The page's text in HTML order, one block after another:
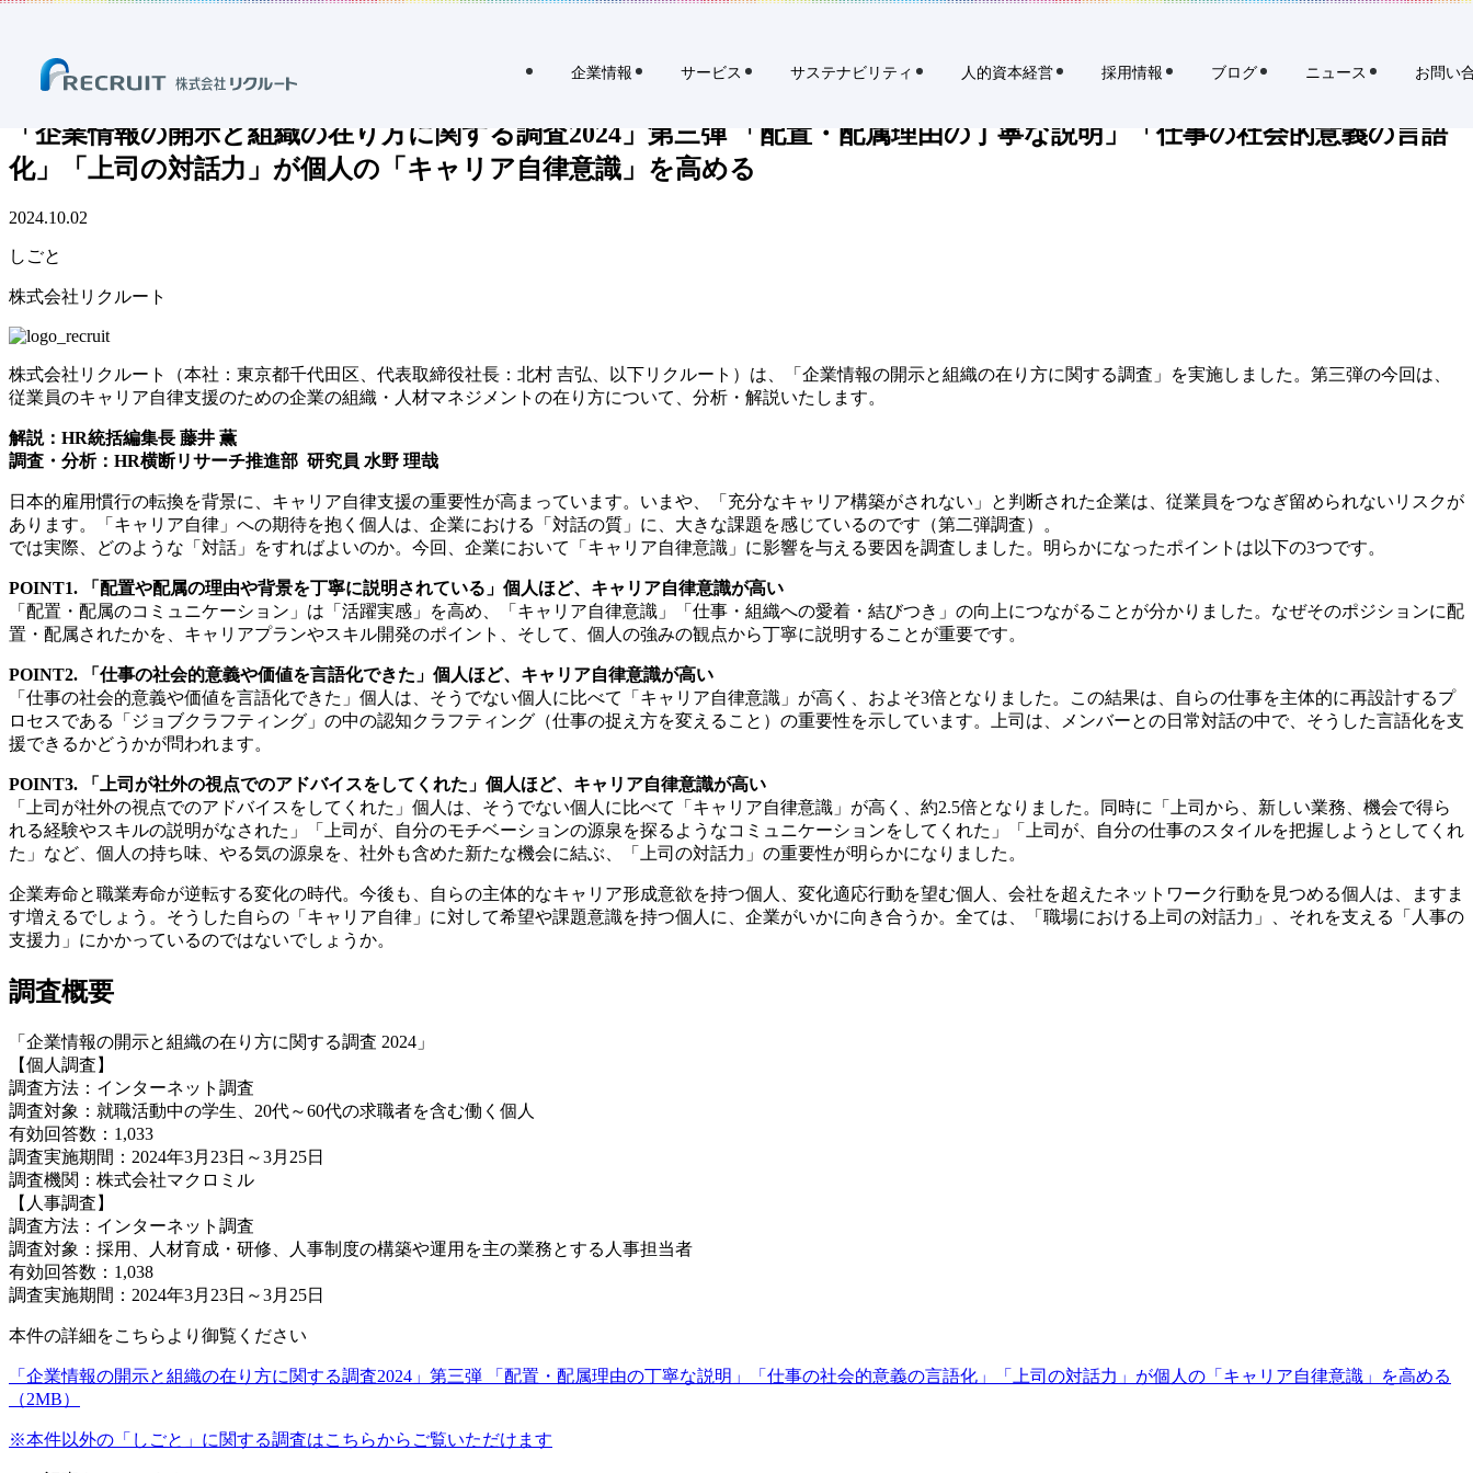
ブ
デ
ス
の
サ
は
ら
イ
検
索
企業情報 サービス サステナビリティ 人的資本経営 採用情報 ブログ ニュース お問い
「企業情報の開示と組織の在り方に関する調査2024」第三弾 「配置・配属理由の丁寧な説明」「仕事の社会的意義の言語
化」「上司の対話力」が個人の「キャリア自律意識」を高める
2024.10.02
しごと
株式会社リクルート
株式会社リクルート（本社：東京都千代田区、代表取締役社長：北村 吉弘、以下リクルート）は、「企業情報の開示と組織の在り方に関する調査」を実施しました。第三弾の今回は、
従業員のキャリア自律支援のための企業の組織・人材マネジメントの在り方について、分析・解説いたします。
解説：HR統括編集長 藤井 薫
調査・分析：HR横断リサーチ推進部 研究員 水野 理哉
日本的雇用慣行の転換を背景に、キャリア自律支援の重要性が高まっています。いまや、「充分なキャリア構築がされない」と判断された企業は、従業員をつなぎ留められないリスクが
あります。「キャリア自律」への期待を抱く個人は、企業における「対話の質」に、大きな課題を感じているのです（第二弾調査）。
では実際、どのような「対話」をすればよいのか。今回、企業において「キャリア自律意識」に影響を与える要因を調査しました。明らかになったポイントは以下の3つです。
POINT1. 「配置や配属の理由や背景を丁寧に説明されている」個人ほど、キャリア自律意識が高い
「配置・配属のコミュニケーション」は「活躍実感」を高め、「キャリア自律意識」「仕事・組織への愛着・結びつき」の向上につながることが分かりました。なぜそのポジションに配
置・配属されたかを、キャリアプランやスキル開発のポイント、そして、個人の強みの観点から丁寧に説明することが重要です。
POINT2. 「仕事の社会的意義や価値を言語化できた」個人ほど、キャリア自律意識が高い
「仕事の社会的意義や価値を言語化できた」個人は、そうでない個人に比べて「キャリア自律意識」が高く、およそ3倍となりました。この結果は、自らの仕事を主体的に再設計するプ
ロセスである「ジョブクラフティング」の中の認知クラフティング（仕事の捉え方を変えること）の重要性を示しています。上司は、メンバーとの日常対話の中で、そうした言語化を支
援できるかどうかが問われます。
POINT3. 「上司が社外の視点でのアドバイスをしてくれた」個人ほど、キャリア自律意識が高い
「上司が社外の視点でのアドバイスをしてくれた」個人は、そうでない個人に比べて「キャリア自律意識」が高く、約2.5倍となりました。同時に「上司から、新しい業務、機会で得ら
れる経験やスキルの説明がなされた」「上司が、自分のモチベーションの源泉を探るようなコミュニケーションをしてくれた」「上司が、自分の仕事のスタイルを把握しようとしてくれ
た」など、個人の持ち味、やる気の源泉を、社外も含めた新たな機会に結ぶ、「上司の対話力」の重要性が明らかになりました。
企業寿命と職業寿命が逆転する変化の時代。今後も、自らの主体的なキャリア形成意欲を持つ個人、変化適応行動を望む個人、会社を超えたネットワーク行動を見つめる個人は、ますま
す増えるでしょう。そうした自らの「キャリア自律」に対して希望や課題意識を持つ個人に、企業がいかに向き合うか。全ては、「職場における上司の対話力」、それを支える「人事の
支援力」にかかっているのではないでしょうか。
調査概要
「企業情報の開示と組織の在り方に関する調査 2024」
【個人調査】
調査方法：インターネット調査
調査対象：就職活動中の学生、20代～60代の求職者を含む働く個人
有効回答数：1,033
調査実施期間：2024年3月23日～3月25日
調査機関：株式会社マクロミル
【人事調査】
調査方法：インターネット調査
調査対象：採用、人材育成・研修、人事制度の構築や運用を主の業務とする人事担当者
有効回答数：1,038
調査実施期間：2024年3月23日～3月25日
本件の詳細をこちらより御覧ください
「企業情報の開示と組織の在り方に関する調査2024」第三弾 「配置・配属理由の丁寧な説明」「仕事の社会的意義の言語化」「上司の対話力」が個人の「キャリア自律意識」を高める
（2MB）
※本件以外の「しごと」に関する調査はこちらからご覧いただけます